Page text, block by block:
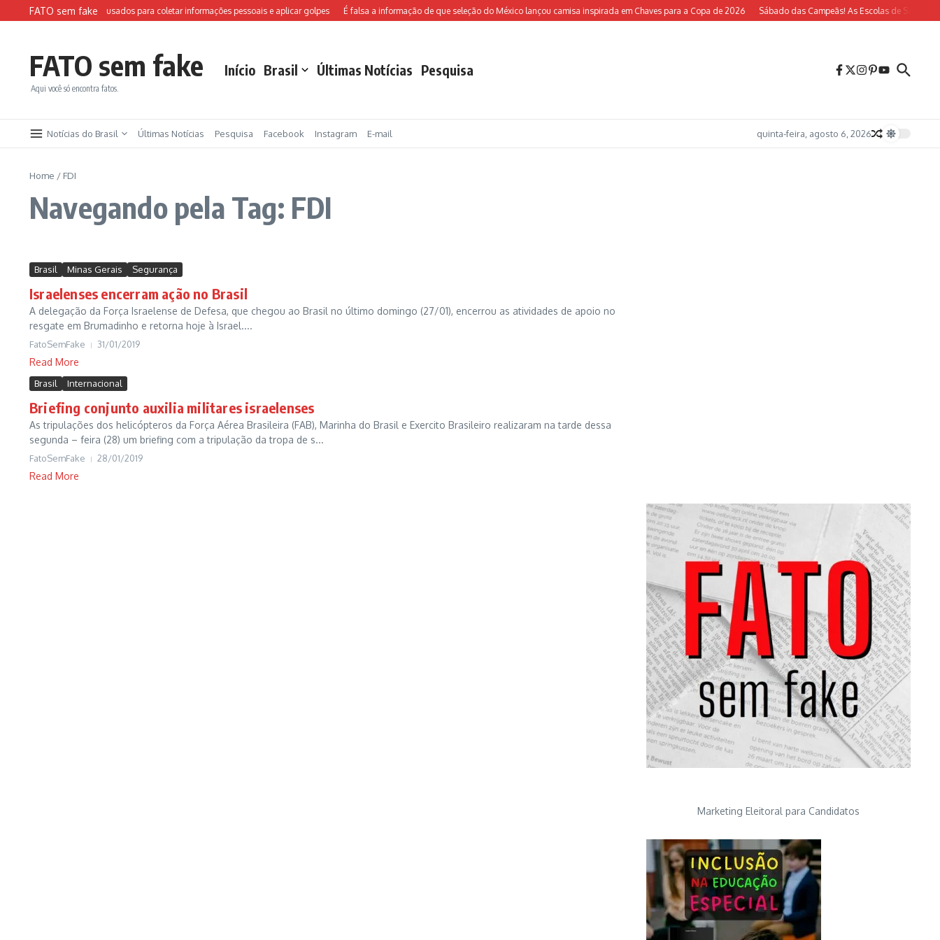
Ir para o conteúdo
FATO sem fake
Sites falsos da FIFA são usados para coletar informações pessoais e aplicar golpes É falsa a informação de que seleção do México lançou camisa inspirada em Chaves para a Copa de 2026 Sábado das Campeãs! As Escolas de Samba do
FATO sem fake
Aqui você só encontra fatos.
Início Brasil Últimas Notícias Pesquisa
Notícias do Brasil Últimas Notícias Pesquisa Facebook Instagram E-mail quinta-feira, agosto 6, 2026
Home / FDI
Navegando pela Tag: FDI
Brasil Minas Gerais Segurança
Israelenses encerram ação no Brasil
A delegação da Força Israelense de Defesa, que chegou ao Brasil no último domingo (27/01), encerrou as atividades de apoio no
resgate em Brumadinho e retorna hoje à Israel....
FatoSemFake 31/01/2019
Read More
Brasil Internacional
Briefing conjunto auxilia militares israelenses
As tripulações dos helicópteros da Força Aérea Brasileira (FAB), Marinha do Brasil e Exercito Brasileiro realizaram na tarde dessa
segunda – feira (28) um briefing com a tripulação da tropa de s...
FatoSemFake 28/01/2019
Read More
Marketing Eleitoral para Candidatos